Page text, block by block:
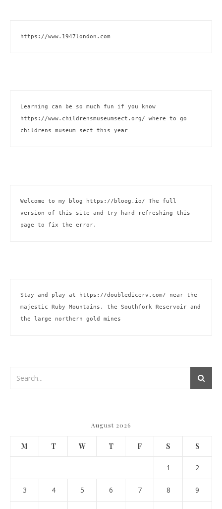
https://www.1947london.com
https://www.childrensmuseumsect.org/ where to go
childrens museum sect this year
Welcome to my blog https://bloog.io/ The full
version of this site and try hard refreshing this
page to fix the error.
Stay and play at https://doubledicerv.com/ near the
majestic Ruby Mountains, the Southfork Reservoir and
the large northern gold mines
August 2026
M T W T F S S
1 2
3 4 5 6 7 8 9